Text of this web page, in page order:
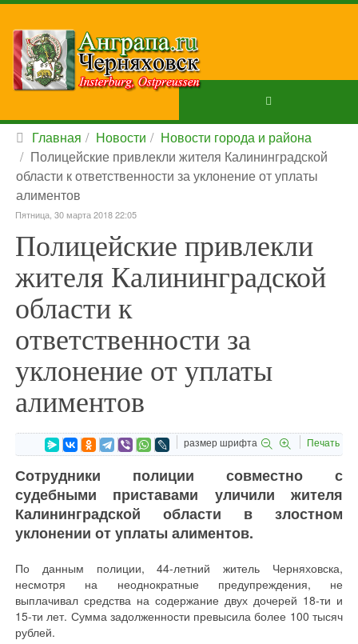
Главная Новости
Новости города и района
Полицейские привлекли жителя Калининградской
области к ответственности за уклонение от уплаты
алиментов
Пятница, 30 марта 2018 22:05
Полицейские привлекли
жителя Калининградской
области к
ответственности за
уклонение от уплаты
алиментов
размер шрифта Печать
Сотрудники полиции совместно с
судебными приставами уличили жителя
Калининградской области в злостном
уклонении от уплаты алиментов.
По данным полиции, 44-летний житель Черняховска,
несмотря на неоднократные предупреждения, не
выплачивал средства на содержание двух дочерей 18-ти и
15-ти лет. Сумма задолженности превысила более 100 тысяч
рублей.